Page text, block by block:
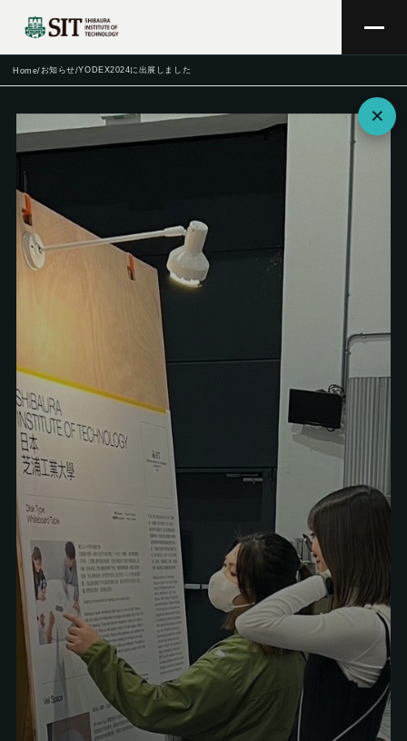
Home/お知らせ/YODEX2024に出展しました
×